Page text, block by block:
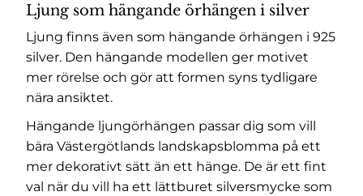
Ljung som hängande örhängen i silver
Ljung finns även som hängande örhängen i 925
silver. Den hängande modellen ger motivet
mer rörelse och gör att formen syns tydligare
nära ansiktet.
Hängande ljungörhängen passar dig som vill
bära Västergötlands landskapsblomma på ett
mer dekorativt sätt än ett hänge. De är ett fint
val när du vill ha ett lättburet silversmycke som